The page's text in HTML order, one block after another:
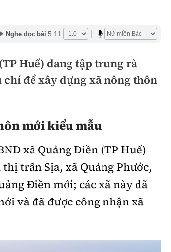
hải
sắt đô thị
thầu - Đấu thầu
viết về Ngành
Nghe đọc bài 5:11
Huế) đang tập trung rà
chí để xây dựng xã nông thôn
mới kiểu mẫu
xã Quảng Điền (TP Huế)
trấn Sịa, xã Quảng Phước,
Điền mới; các xã này đã
và đã được công nhận xã